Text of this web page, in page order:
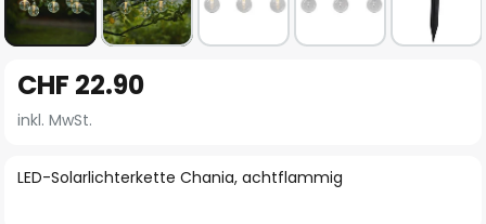
Anfang
der
springen
LED-Solarlichterkette Chania, achtflammig
CHF 22.90
inkl. MwSt.